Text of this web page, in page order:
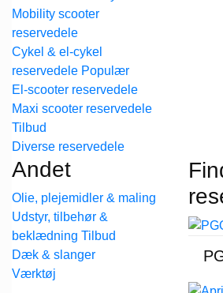
Mobility scooter
reservedele
Cykel & el-cykel
reservedele
El-scooter reservedele
Maxi scooter reservedele
Diverse reservedele
Andet
Olie, plejemidler & maling
Udstyr, tilbehør &
beklædning
Dæk & slanger
Værktøj